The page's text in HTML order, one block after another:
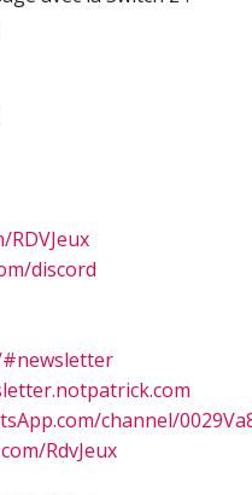
RDVJeux
discord
channel/
RdvJeux